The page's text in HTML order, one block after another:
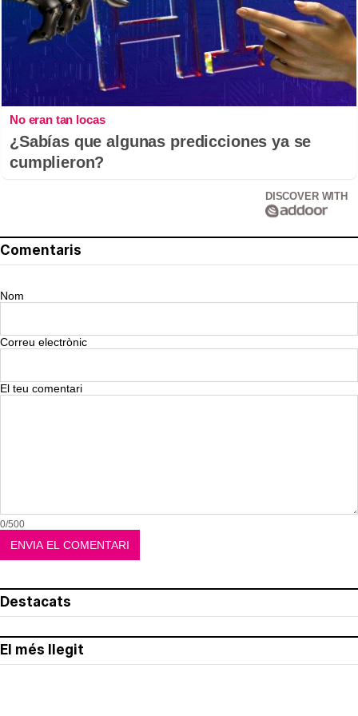
No eran tan locas
¿Sabías que algunas predicciones ya se
cumplieron?
DISCOVER WITH
Comentaris
Nom
Correu electrònic
El teu comentari
0/500
Destacats
El més llegit